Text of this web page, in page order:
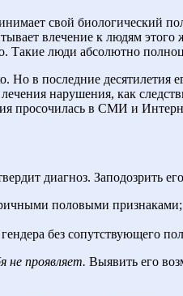
свой биологический
влечение к людям
Такие люди абсолютно
в последние десятилетия
нарушения, как
просочилась в СМИ и
диагноз.
половыми признаками;
без сопутствующего
не проявляет. Выявить его